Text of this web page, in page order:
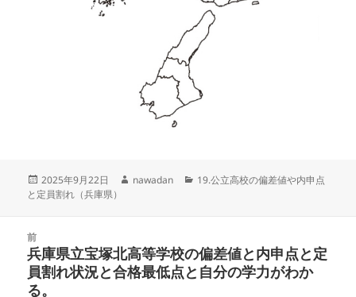
投
稿
2025年9月22日
作
nawadan
カ
19.公立高校の偏差値や内申点
と定員割れ（兵庫県）
前
前
の
投
兵庫県立宝塚北高等学校の偏差値と内申点と定
員割れ状況と合格最低点と自分の学力がわか
る。